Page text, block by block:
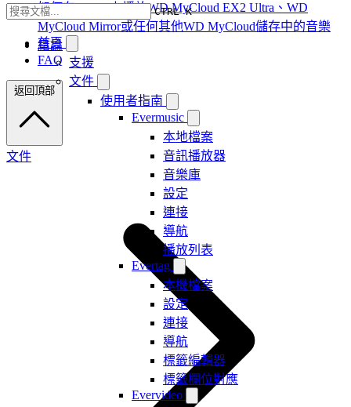
CTRL K
首頁
支援
文件
使用者指南
Evermusic
本地檔案
音訊播放器
音樂庫
設定
連接
導航
播放列表
Evertag
本機檔案
設定
連接
導航
標籤編輯器
標籤欄位對應
Evervideo
如何在iPhone上播放WD MyCloud EX2 Ultra、WD
MyCloud Mirror或任何其他WD MyCloud儲存中的音樂
結論
FAQ
返回頂部
文件